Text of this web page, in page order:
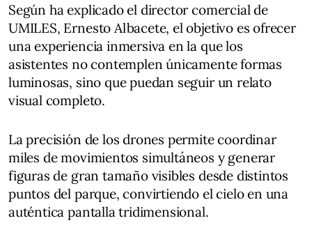
Según ha explicado el director comercial de
UMILES, Ernesto Albacete, el objetivo es ofrecer
una experiencia inmersiva en la que los
asistentes no contemplen únicamente formas
luminosas, sino que puedan seguir un relato
visual completo.
La precisión de los drones permite coordinar
miles de movimientos simultáneos y generar
figuras de gran tamaño visibles desde distintos
puntos del parque, convirtiendo el cielo en una
auténtica pantalla tridimensional.